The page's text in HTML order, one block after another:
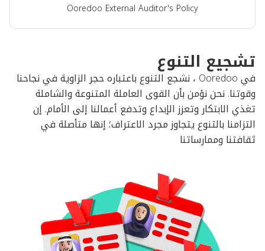
Ooredoo External Auditor's Policy
تشجيع التنوع
في Ooredoo ، نشجع التنوع باعتباره حجر الزاوية في نجاحنا
وقوتنا. نحن نؤمن بأن القوى العاملة المتنوعة والشاملة
تغذي الابتكار وتعزز الإبداع وتدفع أعمالنا إلى الأمام. إن
التزامنا بالتنوع يتجاوز مجرد الاعتراف؛ إنها متأصلة في
ثقافتنا وممارساتنا